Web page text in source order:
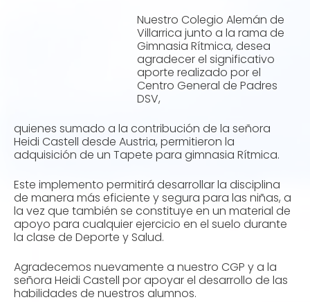
Nuestro Colegio Alemán de
Villarrica junto a la rama de
Gimnasia Rítmica, desea
agradecer el significativo
aporte realizado por el
Centro General de Padres
DSV,
quienes sumado a la contribución de la señora
Heidi Castell desde Austria, permitieron la
adquisición de un Tapete para gimnasia Rítmica.
Este implemento permitirá desarrollar la disciplina
de manera más eficiente y segura para las niñas, a
la vez que también se constituye en un material de
apoyo para cualquier ejercicio en el suelo durante
la clase de Deporte y Salud.
Agradecemos nuevamente a nuestro CGP y a la
señora Heidi Castell por apoyar el desarrollo de las
habilidades de nuestros alumnos.